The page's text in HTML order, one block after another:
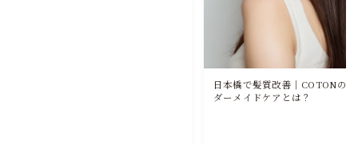
日本橋で髪質改善｜COTONの
ダーメイドケアとは？